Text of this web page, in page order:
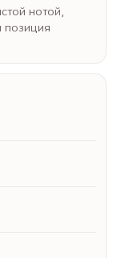
нотой,
позиция